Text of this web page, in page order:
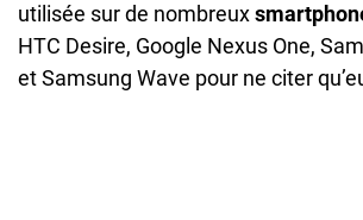
utilisée sur de nombreux
HTC Desire, Google Nexus One,
et Samsung Wave pour ne citer